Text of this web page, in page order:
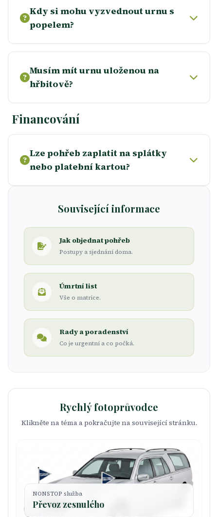
Kdy si mohu vyzvednout urnu s
popelem?
Musím mít urnu uloženou na
hřbitově?
Financování
Lze pohřeb zaplatit na splátky
nebo platební kartou?
Související informace
Jak objednat pohřeb
Postupy a sjednání doma.
Úmrtní list
Vše o matrice.
Rady a poradenství
Co je urgentní a co počká.
Rychlý fotoprůvodce
Klikněte na téma a pokračujte na související stránku.
NONSTOP služba
Převoz zesnulého